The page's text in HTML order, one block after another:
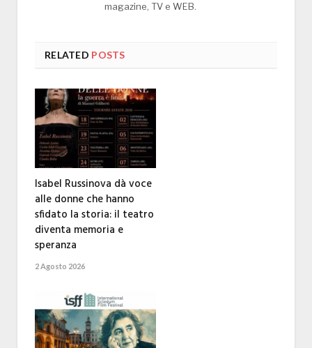
magazine, TV e WEB.
RELATED POSTS
Isabel Russinova dà voce
alle donne che hanno
sfidato la storia: il teatro
diventa memoria e
speranza
2 Agosto 2026